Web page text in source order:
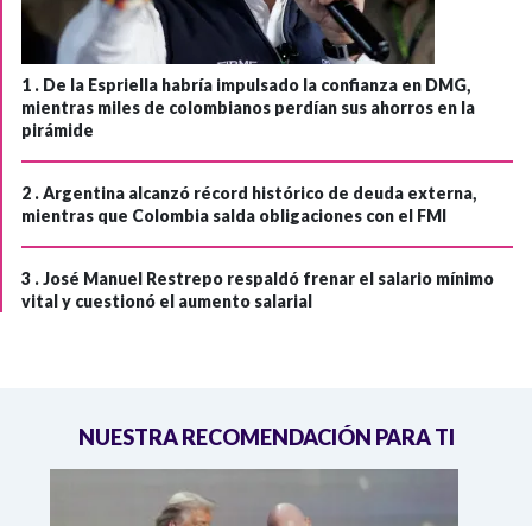
1 . De la Espriella habría impulsado la confianza en DMG,
mientras miles de colombianos perdían sus ahorros en la
pirámide
2 .Argentina alcanzó récord histórico de deuda externa,
mientras que Colombia salda obligaciones con el FMI
3 .José Manuel Restrepo respaldó frenar el salario mínimo
vital y cuestionó el aumento salarial
NUESTRA RECOMENDACIÓN PARA TI